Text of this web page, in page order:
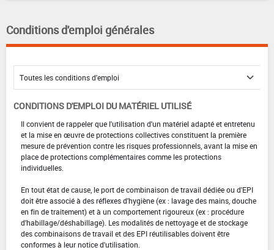
Conditions d'emploi générales
CONDITIONS D'EMPLOI DU MATÉRIEL UTILISÉ
Il convient de rappeler que l'utilisation d'un matériel adapté et entretenu
et la mise en œuvre de protections collectives constituent la première
mesure de prévention contre les risques professionnels, avant la mise en
place de protections complémentaires comme les protections
individuelles.
En tout état de cause, le port de combinaison de travail dédiée ou d'EPI
doit être associé à des réflexes d'hygiène (ex : lavage des mains, douche
en fin de traitement) et à un comportement rigoureux (ex : procédure
d'habillage/déshabillage). Les modalités de nettoyage et de stockage
des combinaisons de travail et des EPI réutilisables doivent être
conformes à leur notice d'utilisation.